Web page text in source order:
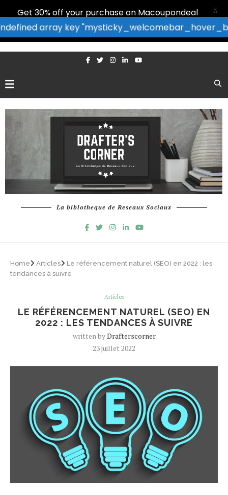
La biblotheque de Reseaux Sociaux
Home Articles
Le référencement naturel (SEO) en 2022 : les
tendances à suivre
Articles
LE RÉFÉRENCEMENT NATUREL (SEO) EN
2022 : LES TENDANCES À SUIVRE
written byDrafterscorner
23 juillet 2022
Get 30% off your purchase on Macoupondeal
Undefined array key
X